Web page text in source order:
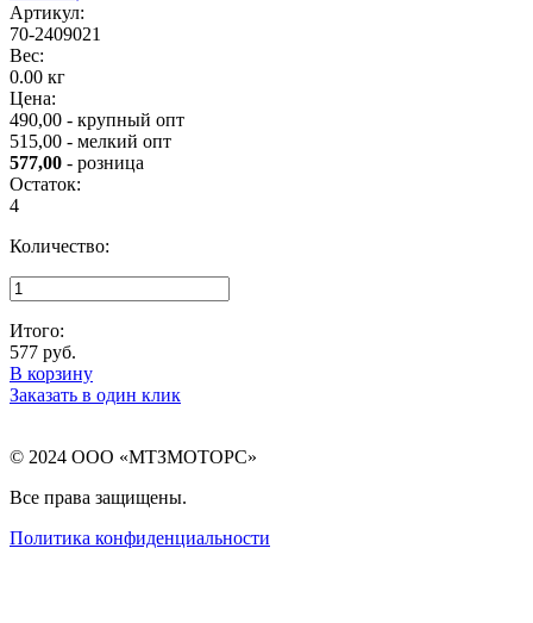
Артикул:
70-2409021
Вес:
0.00 кг
Цена:
490,00 - крупный опт
515,00 - мелкий опт
577,00 - розница
Остаток:
4
Количество:
Итого:
577 руб.
В корзину
Заказать в один клик
© 2024 ООО «МТЗМОТОРС»
Все права защищены.
Политика конфиденциальности